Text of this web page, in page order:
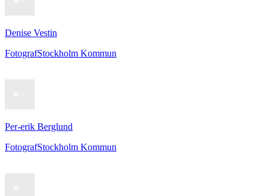
Denise Vestin
FotografStockholm Kommun
Per-erik Berglund
FotografStockholm Kommun